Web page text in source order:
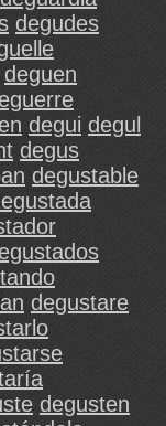
degudes
deguen
degui degul
degus
degustable
degustare
degusten